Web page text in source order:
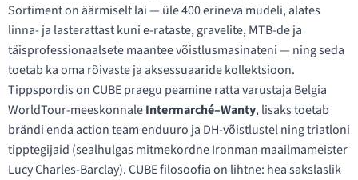
Sortiment on äärmiselt lai — üle 400 erineva mudeli, alates
linna- ja lasterattast kuni e-rataste, gravelite, MTB-de ja
täisprofessionaalsete maantee võistlusmasinateni — ning seda
toetab ka oma rõivaste ja aksessuaaride kollektsioon.
Tippspordis on CUBE praegu peamine ratta varustaja Belgia
WorldTour-meeskonnaleIntermarché–Wanty, lisaks toetab
brändi enda action team enduuro ja DH-võistlustel ning triatloni
tipptegijaid (sealhulgas mitmekordne Ironman maailmameister
Lucy Charles-Barclay). CUBE filosoofia on lihtne: hea sakslaslik